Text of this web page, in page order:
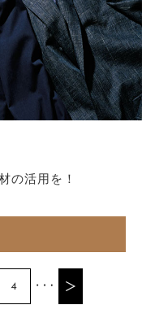
の活用を！
4